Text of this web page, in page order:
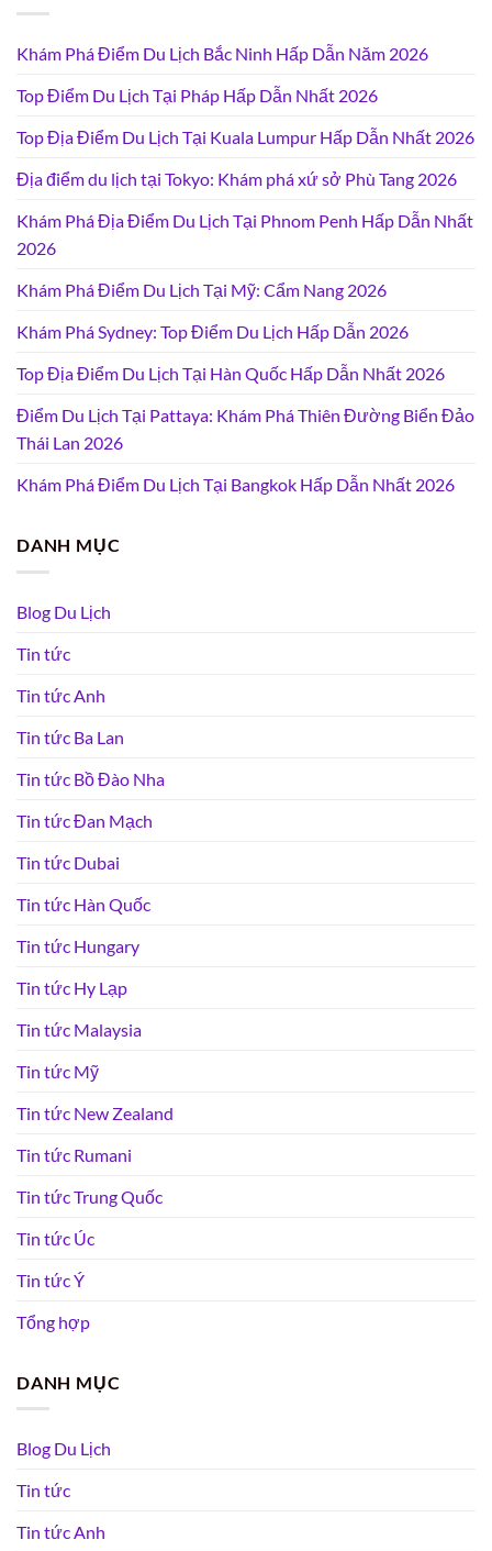
Khám Phá Điểm Du Lịch Bắc Ninh Hấp Dẫn Năm 2026
Top Điểm Du Lịch Tại Pháp Hấp Dẫn Nhất 2026
Top Địa Điểm Du Lịch Tại Kuala Lumpur Hấp Dẫn Nhất 2026
Địa điểm du lịch tại Tokyo: Khám phá xứ sở Phù Tang 2026
Khám Phá Địa Điểm Du Lịch Tại Phnom Penh Hấp Dẫn Nhất
2026
Khám Phá Điểm Du Lịch Tại Mỹ: Cẩm Nang 2026
Khám Phá Sydney: Top Điểm Du Lịch Hấp Dẫn 2026
Top Địa Điểm Du Lịch Tại Hàn Quốc Hấp Dẫn Nhất 2026
Điểm Du Lịch Tại Pattaya: Khám Phá Thiên Đường Biển Đảo
Thái Lan 2026
Khám Phá Điểm Du Lịch Tại Bangkok Hấp Dẫn Nhất 2026
DANH MỤC
Blog Du Lịch
Tin tức
Tin tức Anh
Tin tức Ba Lan
Tin tức Bồ Đào Nha
Tin tức Đan Mạch
Tin tức Dubai
Tin tức Hàn Quốc
Tin tức Hungary
Tin tức Hy Lạp
Tin tức Malaysia
Tin tức Mỹ
Tin tức New Zealand
Tin tức Rumani
Tin tức Trung Quốc
Tin tức Úc
Tin tức Ý
Tổng hợp
DANH MỤC
Blog Du Lịch
Tin tức
Tin tức Anh